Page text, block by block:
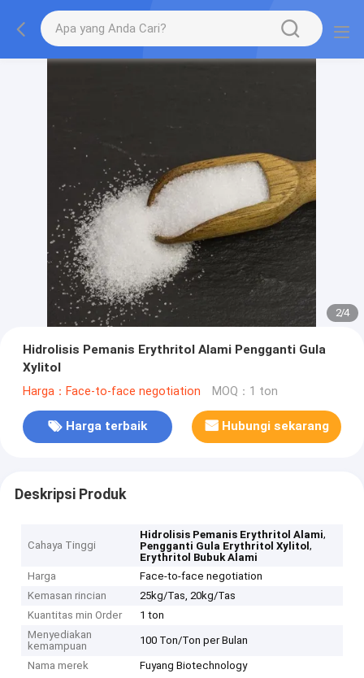
2/4
Hidrolisis Pemanis Erythritol Alami Pengganti Gula
Xylitol
Harga：Face-to-face negotiation MOQ：1 ton
Harga terbaik Hubungi sekarang
Deskripsi Produk
Cahaya Tinggi
Hidrolisis Pemanis Erythritol Alami,
Pengganti Gula Erythritol Xylitol,
Erythritol Bubuk Alami
Harga
Face-to-face negotiation
Kemasan rincian
25kg/Tas, ​​20kg/Tas
Kuantitas min Order
1 ton
Menyediakan
kemampuan
100 Ton/Ton per Bulan
Nama merek Fuyang Biotechnology